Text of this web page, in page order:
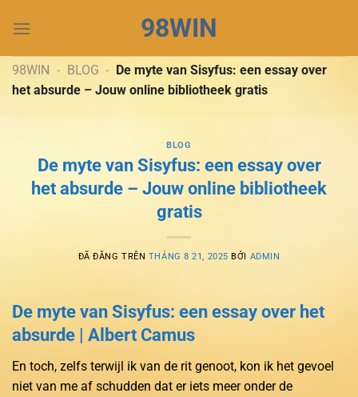
đến
dung
98WIN
98WIN - BLOG - De myte van Sisyfus: een essay over
het absurde – Jouw online bibliotheek gratis
BLOG
De myte van Sisyfus: een essay over
het absurde – Jouw online bibliotheek
gratis
ĐÃ ĐĂNG TRÊN THÁNG 8 21, 2025 BỞI ADMIN
De myte van Sisyfus: een essay over het
absurde | Albert Camus
En toch, zelfs terwijl ik van de rit genoot, kon ik het gevoel
niet van me af schudden dat er iets meer onder de